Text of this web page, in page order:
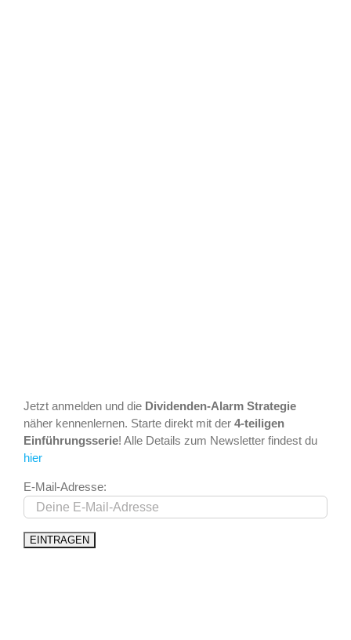
Jetzt anmelden und die Dividenden-Alarm Strategie
näher kennenlernen. Starte direkt mit der 4-teiligen
Einführungsserie! Alle Details zum Newsletter findest du
hier
E-Mail-Adresse: